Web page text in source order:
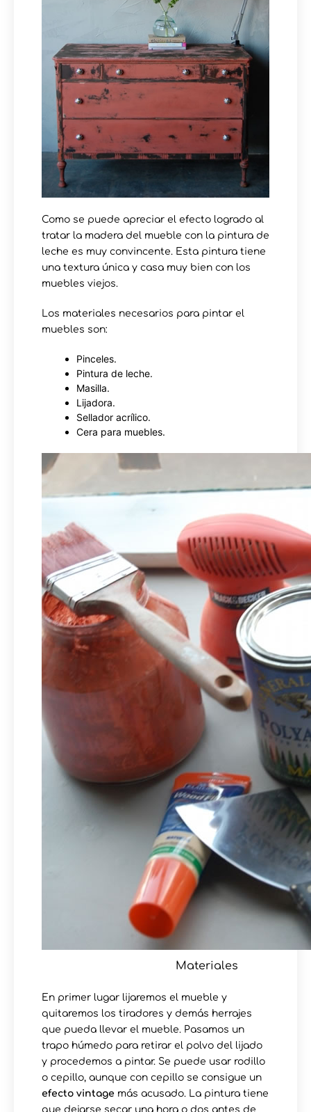
Como se puede apreciar el efecto logrado al
tratar la madera del mueble con la pintura de
leche es muy convincente. Esta pintura tiene
una textura única y casa muy bien con los
muebles viejos.
Los materiales necesarios para pintar el
muebles son:
Pinceles.
Pintura de leche.
Masilla.
Lijadora.
Sellador acrílico.
Cera para muebles.
Materiales
En primer lugar lijaremos el mueble y
quitaremos los tiradores y demás herrajes
que pueda llevar el mueble. Pasamos un
trapo húmedo para retirar el polvo del lijado
y procedemos a pintar. Se puede usar rodillo
o cepillo, aunque con cepillo se consigue un
efecto vintage más acusado. La pintura tiene
que dejarse secar una hora o dos antes de